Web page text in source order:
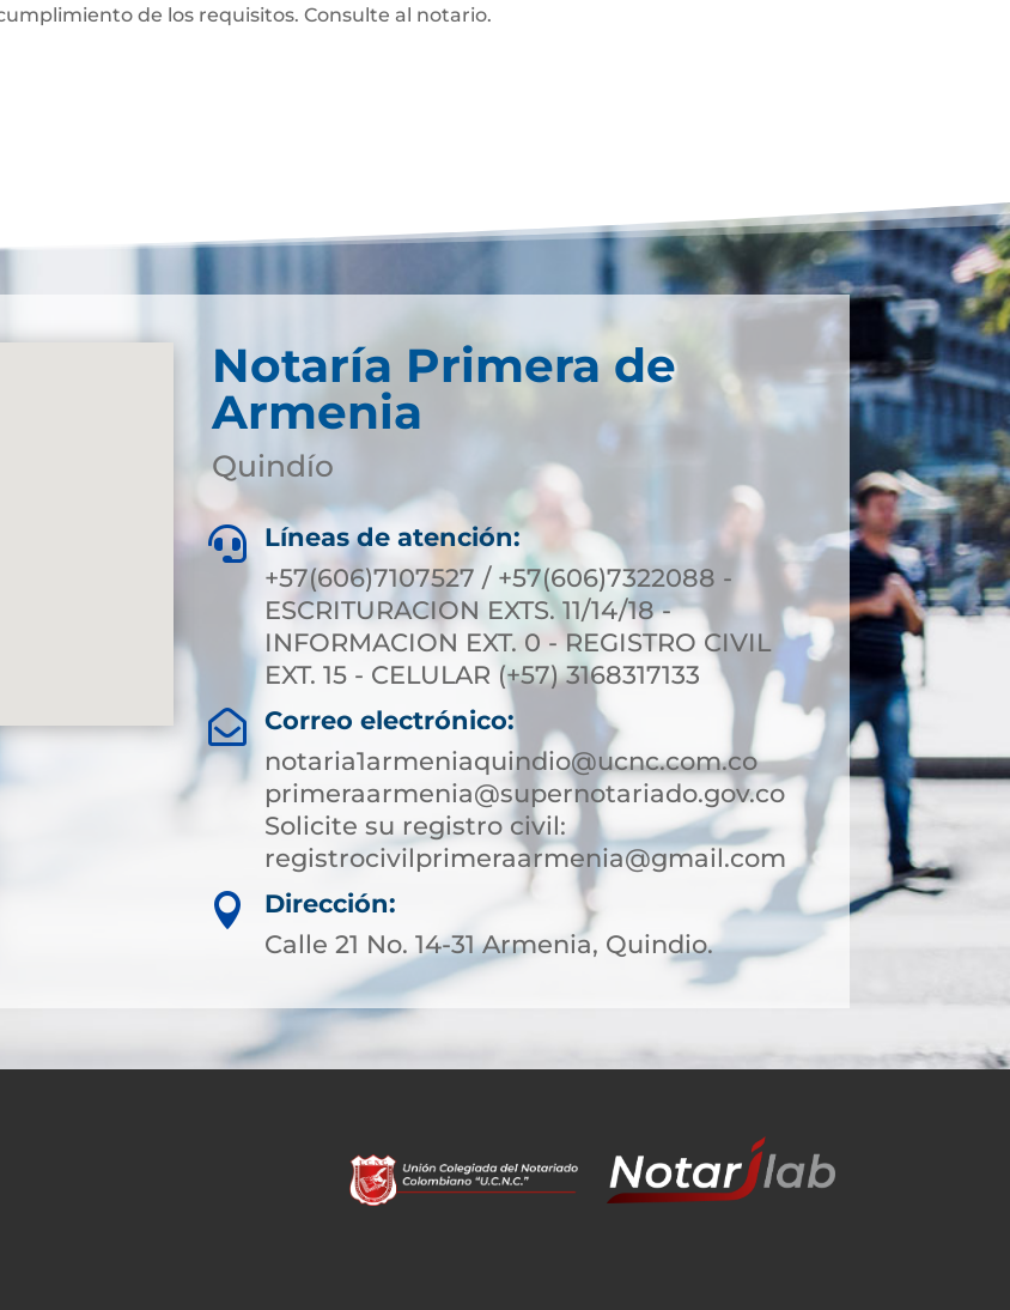
de los requisitos. Consulte al notario.
Notaría Primera de
Armenia
Quindío

Líneas de atención:
+57(606)7107527 / +57(606)7322088 -
ESCRITURACION EXTS. 11/14/18 -
INFORMACION EXT. 0 - REGISTRO CIVIL
EXT. 15 - CELULAR (+57) 3168317133

Correo electrónico:
notaria1armeniaquindio@ucnc.com.co
primeraarmenia@supernotariado.gov.co
Solicite su registro civil:
registrocivilprimeraarmenia@gmail.com

Dirección:
Calle 21 No. 14-31 Armenia, Quindio.